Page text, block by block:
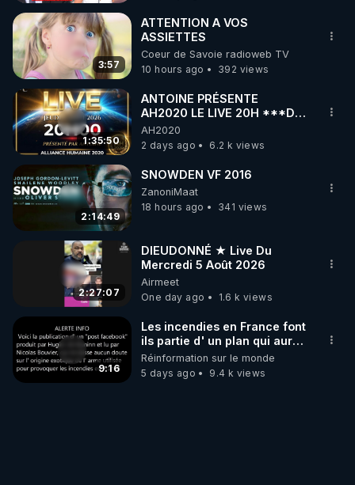
3:57
ATTENTION A VOS
ASSIETTES
Coeur de Savoie radioweb TV
10 hours ago
392 views
1:35:50
ANTOINE PRÉSENTE
AH2020 LE LIVE 20H ***DU
06/08/2026***
AH2020
2 days ago
6.2 k views
2:14:49
SNOWDEN VF 2016
ZanoniMaat
18 hours ago
341 views
2:27:07
DIEUDONNÉ ★ Live Du
Mercredi 5 Août 2026
Airmeet
One day ago
1.6 k views
9:16
Les incendies en France font
ils partie d' un plan qui aurait
débuté le 11 septembre 2001
?
Réinformation sur le monde
5 days ago
9.4 k views